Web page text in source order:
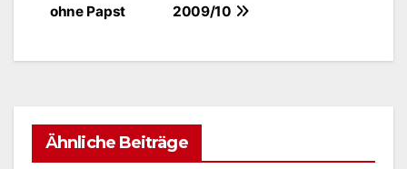
2009/10
ohne Papst
Ähnliche Beiträge